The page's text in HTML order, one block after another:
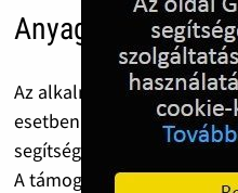
Anyagi támogatás
Az alkalmi vagy rendszeres
esetben a működés
segítséget jelent a
A támogatás hivatalos